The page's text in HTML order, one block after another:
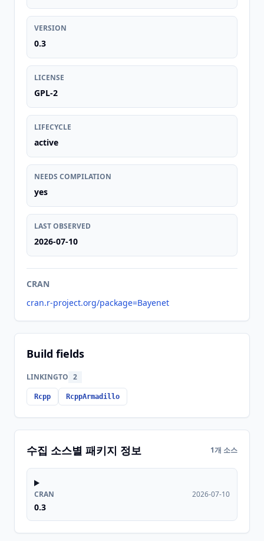
VERSION
0.3
LICENSE
GPL-2
LIFECYCLE
active
NEEDS COMPILATION
yes
LAST OBSERVED
2026-07-10
CRAN
cran.r-project.org/package=Bayenet
Build fields
LINKINGTO 2
Rcpp RcppArmadillo
수집 소스별 패키지 정보 1개 소스
CRAN
0.3
2026-07-10